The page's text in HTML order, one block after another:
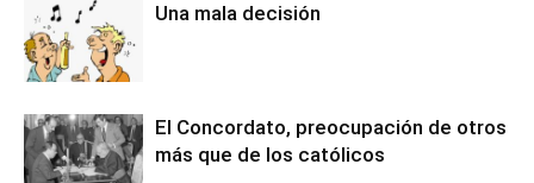
Una mala decisión
El Concordato, preocupación de otros
más que de los católicos